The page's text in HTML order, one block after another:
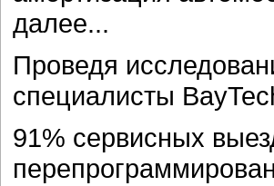
далее...
Проведя
специалисты
91% сервисных